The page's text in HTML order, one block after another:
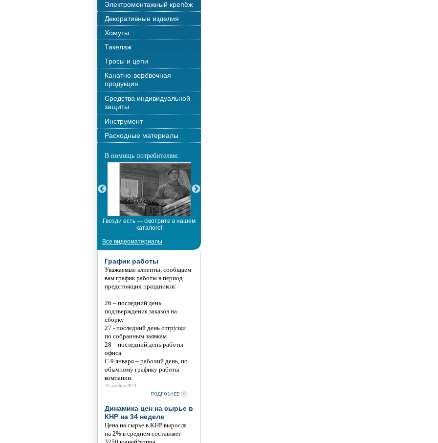
Электромонтажный крепёж
Декоративные изделия
Хомуты
Такелаж
Тросы и цепи
Канатно-верёвочная
продукция
Средства индивидуальной
защиты
Инструмент
Расходные материалы
В помощь потребителям:
Гвозди есть — смотрите в нашем
каталоге!
Все видеоматериалы
График работы
Уважаемые клиенты, сообщаем
вам график работы в период
предстоящих праздников:
26 – последний день
подтверждения заказов на
сборку
27 - последний день отгрузки
по собранным заявкам
28 – последний день работы
офиса
С 9 января – рабочий день, по
обычному графику работы
компании.
23 декабря 2024
Динамика цен на сырье в
КНР на 34 неделе
Цена на сырье в КНР выросла
на 2% в среднем составляет